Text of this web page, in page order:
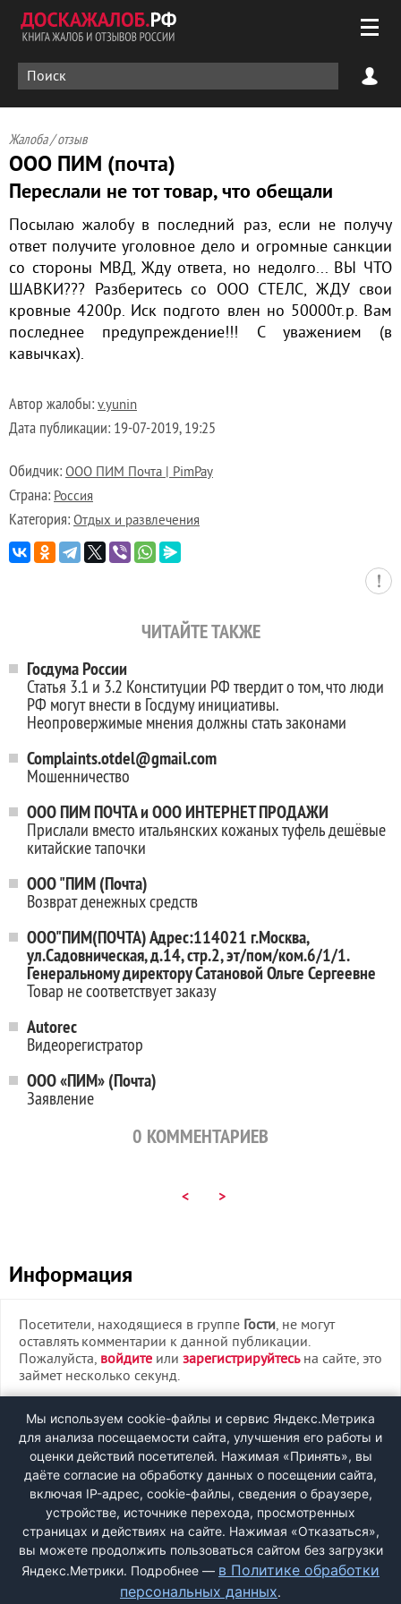
Жалоба / отзыв
ООО ПИМ (почта)
Переслали не тот товар, что обещали
Посылаю жалобу в последний раз, если не получу
ответ получите уголовное дело и огромные санкции
со стороны МВД, Жду ответа, но недолго... ВЫ ЧТО
ШАВКИ??? Разберитесь со ООО СТЕЛС, ЖДУ свои
кровные 4200р. Иск подгото влен но 50000т.р. Вам
последнее предупреждение!!! С уважением (в
кавычках).
Автор жалобы: v.yunin
Дата публикации: 19-07-2019, 19:25
Обидчик: ООО ПИМ Почта | PimPay
Страна: Россия
Категория: Отдых и развлечения
ЧИТАЙТЕ ТАКЖЕ
Госдума России
Статья 3.1 и 3.2 Конституции РФ твердит о том, что люди
РФ могут внести в Госдуму инициативы.
Неопровержимые мнения должны стать законами
Complaints.otdel@gmail.com
Мошенничество
ООО ПИМ ПОЧТА и ООО ИНТЕРНЕТ ПРОДАЖИ
Прислали вместо итальянских кожаных туфель дешёвые
китайские тапочки
ООО "ПИМ (Почта)
Возврат денежных средств
ООО"ПИМ(ПОЧТА) Адрес:114021 г.Москва,
ул.Садовническая, д.14, стр.2, эт/пом/ком.6/1/1.
Генеральному директору Сатановой Ольге Сергеевне
Товар не соответствует заказу
Autorec
Видеорегистратор
ООО «ПИМ» (Почта)
Заявление
0 КОММЕНТАРИЕВ
< >
Информация
Посетители, находящиеся в группе Гости, не могут
оставлять комментарии к данной публикации.
Пожалуйста, войдите или зарегистрируйтесьна сайте, это
займет несколько секунд.
ВХОД
РЕГИСТРАЦИЯ
Быстрая регистрациячерез соцсети:
Мы используем cookie-файлы и сервис Яндекс.Метрика
для анализа посещаемости сайта, улучшения его работы и
оценки действий посетителей. Нажимая «Принять», вы
даёте согласие на обработку данных о посещении сайта,
включая IP-адрес, cookie-файлы, сведения о браузере,
устройстве, источнике перехода, просмотренных
страницах и действиях на сайте. Нажимая «Отказаться»,
вы можете продолжить пользоваться сайтом без загрузки
Яндекс.Метрики. Подробнее — в Политике обработки
персональных данных.